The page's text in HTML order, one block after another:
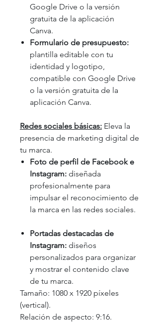
Google Drive o la versión
gratuita de la aplicación
Canva.
Formulario de presupuesto:
plantilla editable con tu
identidad y logotipo,
compatible con Google Drive
o la versión gratuita de la
aplicación Canva.
Redes sociales básicas: Eleva la
presencia de marketing digital de
tu marca.
Foto de perfil de Facebook e
Instagram: diseñada
profesionalmente para
impulsar el reconocimiento de
la marca en las redes sociales.
Portadas destacadas de
Instagram: diseños
personalizados para organizar
y mostrar el contenido clave
de tu marca.
Tamaño: 1080 x 1920 píxeles
(vertical).
Relación de aspecto: 9:16.